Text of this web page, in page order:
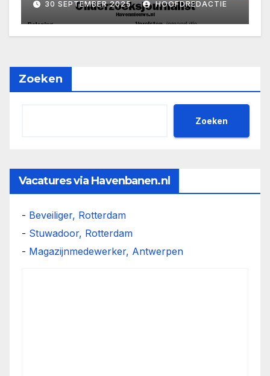
30 SEPTEMBER 2025 HOOFDREDACTIE
Zoeken
Zoeken
Vacatures via Havenbanen.nl
- Beveiliger, Rotterdam
- Stuwadoor, Rotterdam
- Magazijnmedewerker, Antwerpen